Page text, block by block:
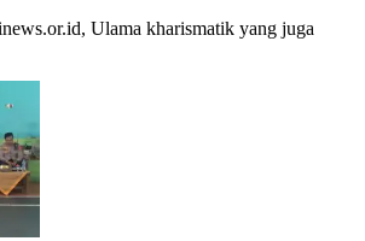
Ulama kharismatik yang juga